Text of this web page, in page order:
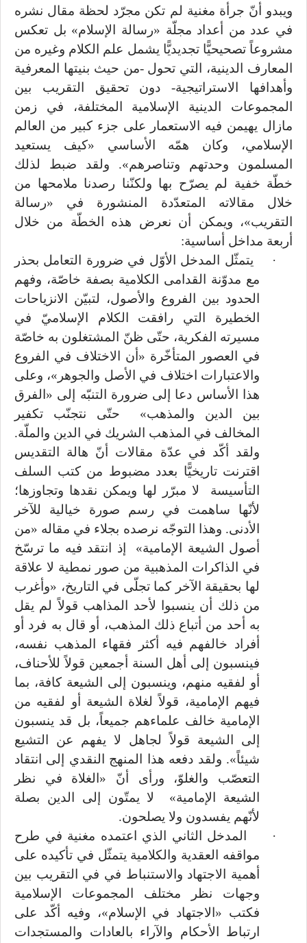
ويبدو أنّ جرأة مغنية لم تكن مجرّد لحظة مقال نشره
في عدد من أعداد مجلّة «رسالة الإسلام» بل تعكس
مشروعاً تصحيحيًّا تجديديًّا يشمل علم الكلام وغيره من
المعارف الدينية، التي تحول -من حيث بنيتها المعرفية
وأهدافها الاستراتيجية- دون تحقيق التقريب بين
المجموعات الدينية الإسلامية المختلفة، في زمن
مازال يهيمن فيه الاستعمار على جزء كبير من العالم
الإسلامي، وكان همّه الأساسي «كيف يستعيد
المسلمون وحدتهم وتناصرهم». ولقد ضبط لذلك
خطّة خفية لم يصرّح بها ولكنّنا رصدنا ملامحها من
خلال مقالاته المتعدّدة المنشورة في «رسالة
التقريب»، ويمكن أن نعرض هذه الخطّة من خلال
أربعة مداخل أساسية:
·
يتمثّل المدخل الأوّل في ضرورة التعامل بحذر
مع مدوّنة القدامى الكلامية بصفة خاصّة، وفهم
الحدود بين الفروع والأصول، لتبيّن الانزياحات
الخطيرة التي رافقت الكلام الإسلاميّ في
مسيرته الفكرية، حتّى ظنّ المشتغلون به خاصّة
في العصور المتأخّرة «أن الاختلاف في الفروع
والاعتبارات اختلاف في الأصل والجوهر»، وعلى
هذا الأساس دعا إلى ضرورة التنبّه إلى «الفرق
بين الدين والمذهب» حتّى نتجنّب تكفير
المخالف في المذهب الشريك في الدين والملّة.
ولقد أكّد في عدّة مقالات أنّ هالة التقديس
اقترنت تاريخيًّا بعدد مضبوط من كتب السلف
التأسيسة لا مبرّر لها ويمكن نقدها وتجاوزها؛
لأنّها ساهمت في رسم صورة خيالية للآخر
الأدنى. وهذا التوجّه نرصده بجلاء في مقاله «من
أصول الشيعة الإمامية» إذ انتقد فيه ما ترسّخ
في الذاكرات المذهبية من صور نمطية لا علاقة
لها بحقيقة الآخر كما تجلّى في التاريخ، «وأغرب
من ذلك أن ينسبوا لأحد المذاهب قولاً لم يقل
به أحد من أتباع ذلك المذهب، أو قال به فرد أو
أفراد خالفهم فيه أكثر فقهاء المذهب نفسه،
فينسبون إلى أهل السنة أجمعين قولاً للأحناف،
أو لفقيه منهم، وينسبون إلى الشيعة كافة، بما
فيهم الإمامية، قولاً لغلاة الشيعة أو لفقيه من
الإمامية خالف علماءهم جميعاً، بل قد ينسبون
إلى الشيعة قولاً لجاهل لا يفهم عن التشيع
شيئاً». ولقد دفعه هذا المنهج النقدي إلى انتقاد
التعصّب والغلوّ، ورأى أنّ «الغلاة في نظر
الشيعة الإمامية» لا يمتّون إلى الدين بصلة
لأنّهم يفسدون ولا يصلحون.
·
المدخل الثاني الذي اعتمده مغنية في طرح
مواقفه العقدية والكلامية يتمثّل في تأكيده على
أهمية الاجتهاد والاستنباط في في التقريب بين
وجهات نظر مختلف المجموعات الإسلامية
فكتب «الاجتهاد في الإسلام»، وفيه أكّد على
ارتباط الأحكام والآراء بالعادات والمستجدات